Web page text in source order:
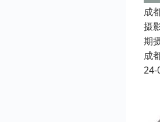
成
摄
期
成
24-